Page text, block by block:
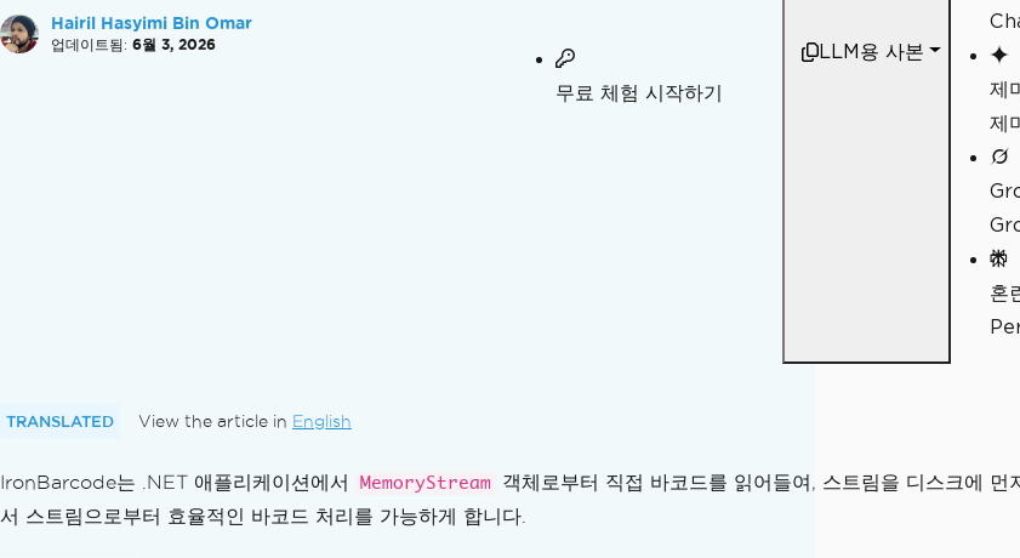
텍스트, URL, ID, 숫자 및 이진 데이터를 사용하여 바코드를 생성합니다.
설정 오류 수정
기술 지원팀에 문의하기
문제 해결 가이드
IronBarcode에 라이선스 키를 적용하세요
Hairil Hasyimi Bin Omar
업데이트됨: 6월 3, 2026
무료 체험 시작하기
LLM용 사본
제
제
혼
TRANSLATED View the article in English
IronBarcode는 .NET 애플리케이션에서 MemoryStream
객체로부터 직접 바코드를 읽어들여, 스트림을 디스크에
서 스트림으로부터 효율적인 바코드 처리를 가능하게 합니다.